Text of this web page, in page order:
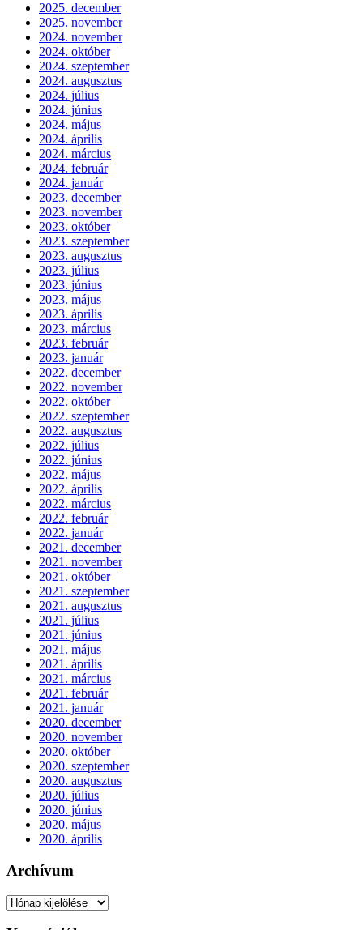
2025. december
2025. november
2024. november
2024. október
2024. szeptember
2024. augusztus
2024. július
2024. június
2024. május
2024. április
2024. március
2024. február
2024. január
2023. december
2023. november
2023. október
2023. szeptember
2023. augusztus
2023. július
2023. június
2023. május
2023. április
2023. március
2023. február
2023. január
2022. december
2022. november
2022. október
2022. szeptember
2022. augusztus
2022. július
2022. június
2022. május
2022. április
2022. március
2022. február
2022. január
2021. december
2021. november
2021. október
2021. szeptember
2021. augusztus
2021. július
2021. június
2021. május
2021. április
2021. március
2021. február
2021. január
2020. december
2020. november
2020. október
2020. szeptember
2020. augusztus
2020. július
2020. június
2020. május
2020. április
Archívum
Archívum